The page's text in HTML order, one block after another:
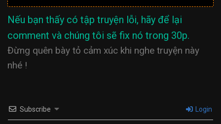
Nếu bạn thấy có tập truyện lỗi, hãy để lại
comment và chúng tôi sẽ fix nó trong 30p.
Đừng quên bày tỏ cảm xúc khi nghe truyện này
nhé !
Subscribe Login